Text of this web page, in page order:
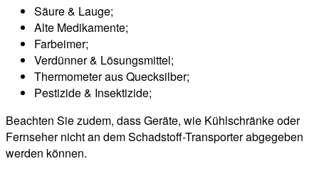
Säure & Lauge;
Alte Medikamente;
Farbeimer;
Verdünner & Lösungsmittel;
Thermometer aus Quecksilber;
Pestizide & Insektizide;
Beachten Sie zudem, dass Geräte, wie Kühlschränke oder
Fernseher nicht an dem Schadstoff-Transporter abgegeben
werden können.